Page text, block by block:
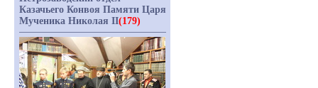
Казачьего Конвоя Памяти Царя
Мученика Николая II(179)